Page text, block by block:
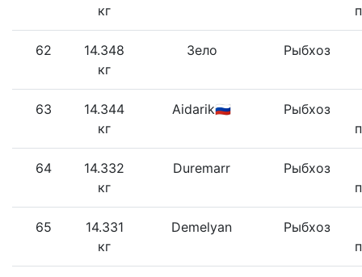
кг
62
14.348
кг
Зело Рыбхоз
63
14.344
кг
Aidarik🇷🇺
Рыбхоз
64
14.332
кг
Duremarr
Рыбхоз
65
14.331
кг
Demelyan
Рыбхоз